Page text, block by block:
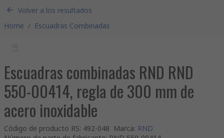
Volver a los resultados
Home / Escuadras Combinadas
Escuadras combinadas RND RND
550-00414, regla de 300 mm de
acero inoxidable
Código de producto RS: 492-048 Marca: RND